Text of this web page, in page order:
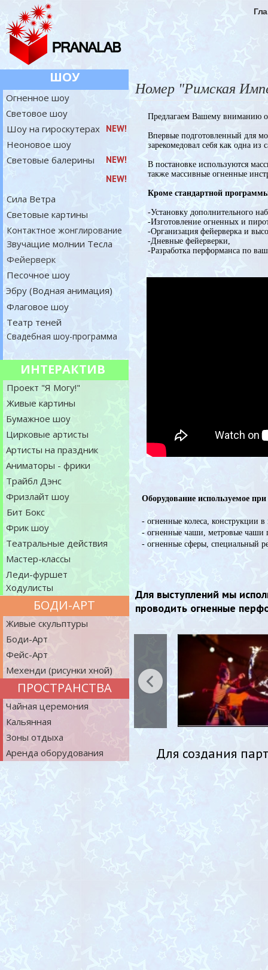
ШОУ
NEW!
NEW!
ИНТЕРАКТИВ
БОДИ-АРТ
ПРОСТРАНСТВА
NEW!
Огненное шоу
Световое шоу
Песочное шоу
Фейерверк
Контактное жонглирование
Проект "Я Могу!"
Живые картины
Бумажное шоу
Цирковые артисты
Артисты на праздник
Трайбл Дэнс
Аниматоры - фрики
Фризлайт шоу
Бит Бокс
Фрик шоу
Театральные действия
Мастер-классы
Леди-фуршет
Ходулисты
Живые скульптуры
Боди-Арт
Фейс-Арт
Мехенди (рисунки хной)
Чайная церемония
Кальянная
Зоны отдыха
Аренда оборудования
Световые картины
Сила Ветра
Звучащие молнии Тесла
Неоновое шоу
Флаговое шоу
Эбру (Водная анимация)
Театр теней
Свадебная шоу-программа
Световые балерины
Шоу на гироскутерах
Для выступлений мы
проводить огненные
Предлагаем Вашему вниманию
Впервые подготовленный для
зарекомедовал себя как одна
В постановке используются
также массивные огненные
Кроме стандартной
-Установку дополнительного
-Изготовление огненных и
-Организация фейерверка и
-Дневные фейерверки,
-Разработка перформанса по
Для создания
Оборудование используемое
- огненные колеса, конструкции
- огненные чаши, метровые чаши
- огненные сферы, специальный
Номер "Римская